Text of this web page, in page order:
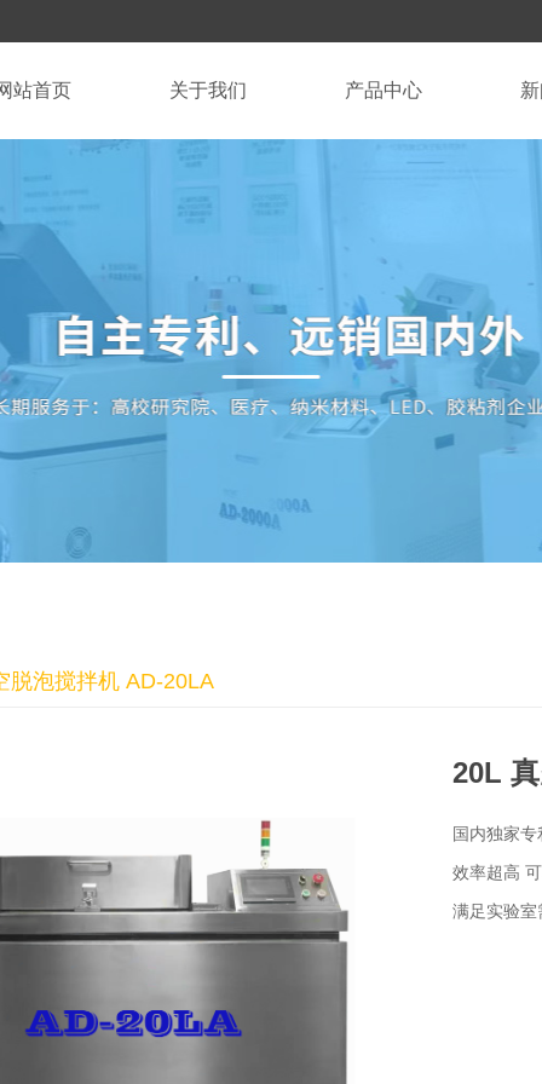
站首页 关于我们 产品中心
脱泡搅拌机 AD-20LA
20L
国内独家
效率超高
满足实验室